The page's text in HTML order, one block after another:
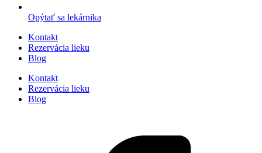
Opýtať sa lekárnika
Kontakt
Rezervácia lieku
Blog
Kontakt
Rezervácia lieku
Blog